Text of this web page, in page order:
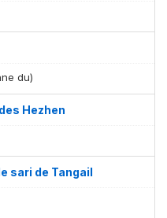
du)
Hezhen
sari de Tangail